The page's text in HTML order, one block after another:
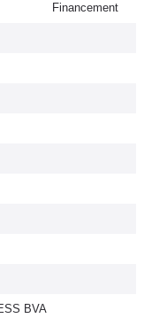
Financement
BVA